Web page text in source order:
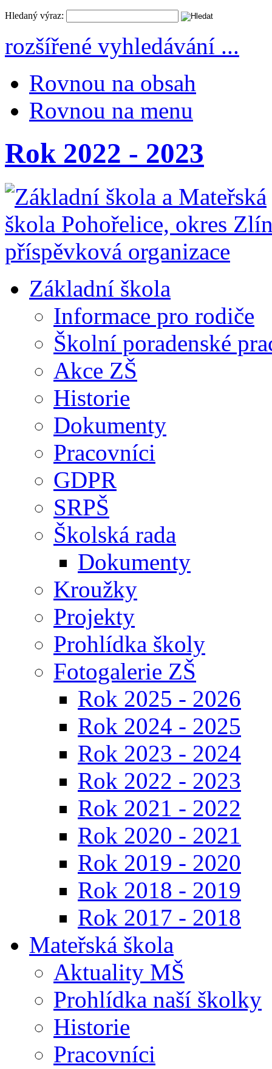
Hledaný výraz:
rozšířené vyhledávání ...
Rovnou na obsah
Rovnou na menu
Rok 2022 - 2023
Základní škola
Informace pro rodiče
Školní poradenské
Akce ZŠ
Historie
Dokumenty
Pracovníci
GDPR
SRPŠ
Školská rada
Dokumenty
Kroužky
Projekty
Prohlídka školy
Fotogalerie ZŠ
Rok 2025 - 2026
Rok 2024 - 2025
Rok 2023 - 2024
Rok 2022 - 2023
Rok 2021 - 2022
Rok 2020 - 2021
Rok 2019 - 2020
Rok 2018 - 2019
Rok 2017 - 2018
Mateřská škola
Aktuality MŠ
Prohlídka naší školky
Historie
Pracovníci